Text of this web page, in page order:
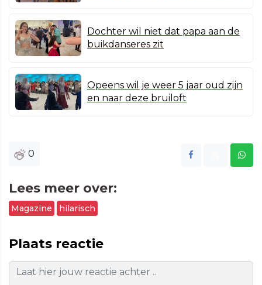
Dochter wil niet dat papa aan de
buikdanseres zit
Opeens wil je weer 5 jaar oud zijn
en naar deze bruiloft
0
Lees meer over:
Magazine hilarisch
Plaats reactie